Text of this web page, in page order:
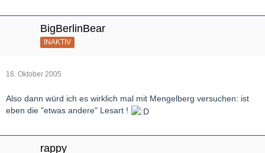
BigBerlinBear
INAKTIV
16. Oktober 2005
Also dann würd ich es wirklich mal mit Mengelberg versuchen: ist
eben die "etwas andere" Lesart !
rappy